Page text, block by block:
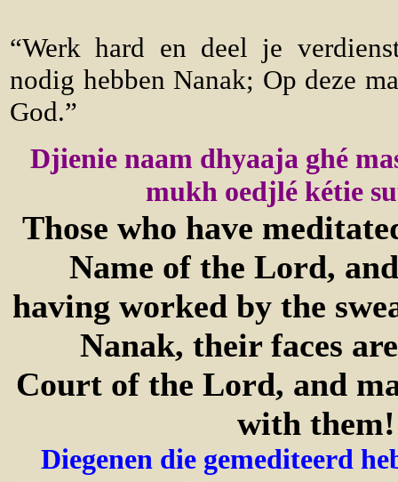
“Werk hard en deel je
nodig hebben Nanak; Op deze
God.”
Djienie naam dhyaaja ghé
mukh oedjlé kétie
Those who have
Name of the Lord,
having worked by the
Nanak, their faces
Court of the Lord, and
with
Diegenen die gemediteerd